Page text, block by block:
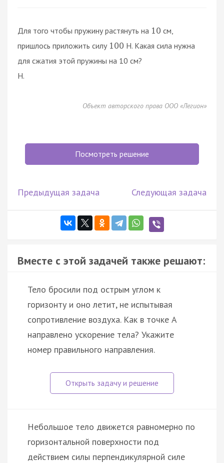
Для того чтобы пружину растянуть на 10 см,
пришлось приложить силу 100 H. Какая сила нужна
для сжатия этой пружины на 10 см?
Н.
Объект авторского права ООО «Легион»
Посмотреть решение
Предыдущая задача Следующая задача
Вместе с этой задачей также решают:
Тело бросили под острым углом к
горизонту и оно летит, не испытывая
сопротивление воздуха. Как в точке A
направлено ускорение тела? Укажите
номер правильного направления.
Небольшое тело движется равномерно по
горизонтальной поверхности под
действием силы перпендикулярной силе